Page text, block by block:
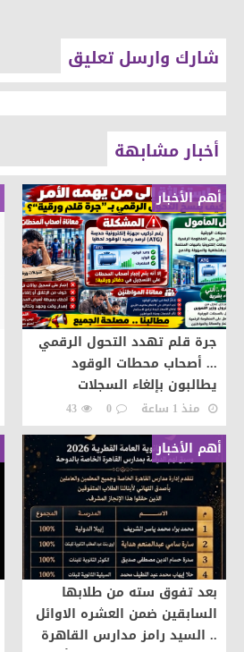
شارك وارسل تعليق
أخبار مشابهة
أهم الأخبار
جرة قلم تهدد التحول الرقمي
... أصحاب محطات الوقود
يطالبون بإلغاء السجلات
الورقية والاعتماد على
المنظومة الإلكترونية
منذ 1 ساعة 0
43
أهم الأخبار
بعد تفوق سته من طلابها
السابقين ضمن العشره الاوائل
.. السيد رامز مدارس القاهرة